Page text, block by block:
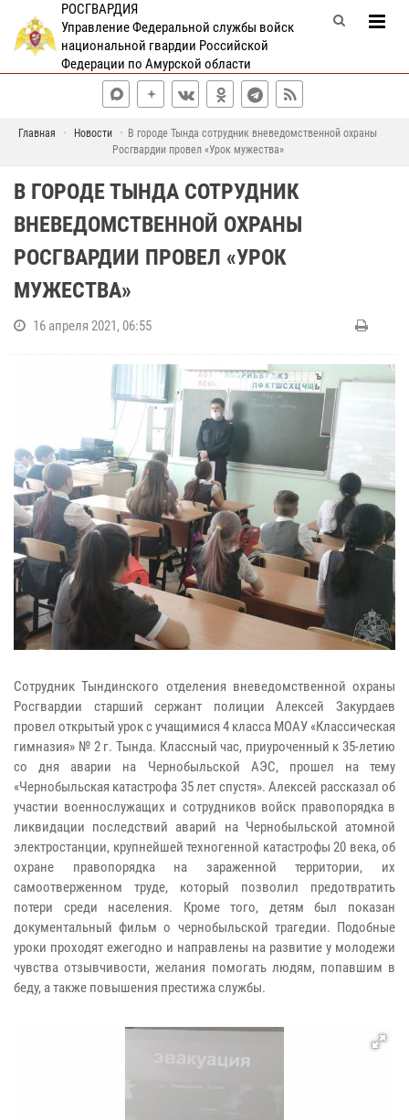
РОСГВАРДИЯ
Управление Федеральной службы войск
национальной гвардии Российской
Федерации по Амурской области
Главная Новости
В городе Тында сотрудник вневедомственной охраны
Росгвардии провел «Урок мужества»
В ГОРОДЕ ТЫНДА СОТРУДНИК
ВНЕВЕДОМСТВЕННОЙ ОХРАНЫ
РОСГВАРДИИ ПРОВЕЛ «УРОК
МУЖЕСТВА»
16 апреля 2021, 06:55
Сотрудник Тындинского отделения вневедомственной охраны
Росгвардии старший сержант полиции Алексей Закурдаев
провел открытый урок с учащимися 4 класса МОАУ «Классическая
гимназия» № 2 г. Тында. Классный час, приуроченный к 35-летию
со дня аварии на Чернобыльской АЭС, прошел на тему
«Чернобыльская катастрофа 35 лет спустя». Алексей рассказал об
участии военнослужащих и сотрудников войск правопорядка в
ликвидации последствий аварий на Чернобыльской атомной
электростанции, крупнейшей техногенной катастрофы 20 века, об
охране правопорядка на зараженной территории, их
самоотверженном труде, который позволил предотвратить
потери среди населения. Кроме того, детям был показан
документальный фильм о чернобыльской трагедии. Подобные
уроки проходят ежегодно и направлены на развитие у молодежи
чувства отзывчивости, желания помогать людям, попавшим в
беду, а также повышения престижа службы.